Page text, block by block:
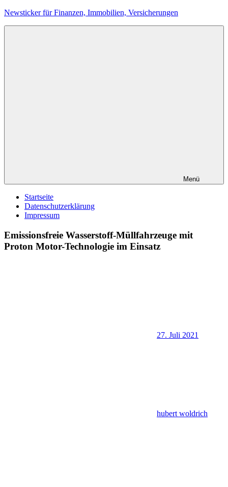
Zum
Newsticker für Finanzen, Immobilien, Versicherungen
Menü
Startseite
Datenschutzerklärung
Impressum
Emissionsfreie Wasserstoff-Müllfahrzeuge mit
Proton Motor-Technologie im Einsatz
27. Juli 2021
hubert woldrich